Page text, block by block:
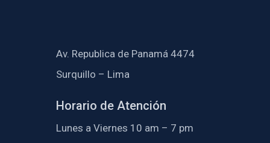
Av. Republica de Panamá 4474
Surquillo – Lima
Horario de Atención
Lunes a Viernes 10 am – 7 pm